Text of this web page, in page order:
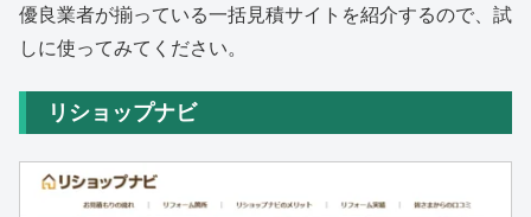
優良業者が揃っている一括見積サイトを紹介するので、試
しに使ってみてください。
リショップナビ